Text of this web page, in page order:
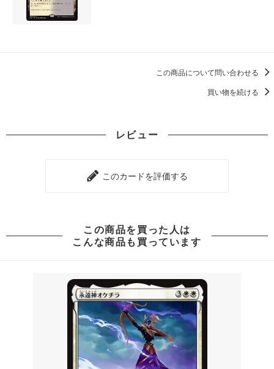
この商品について問い合わせる
買い物を続ける
レビュー
このカードを評価する
この商品を買った人は
こんな商品も買っています